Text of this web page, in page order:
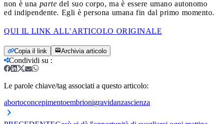
non è una parte del suo corpo, ma è essere umano autonomo
ed indipendente. Egli è persona umana fin dal primo momento.
QUI IL LINK ALL’ARTICOLO ORIGINALE
Copia il link Archivia articolo
Condividi su :
Le parole chiave/tag associati a questo articolo:
abortoconcepimentoembrionigravidanzascienza